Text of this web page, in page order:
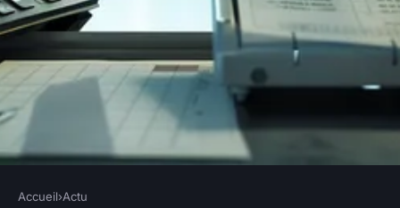
Accueil›Actu